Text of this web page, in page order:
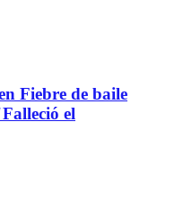
Fiebre de baile
el